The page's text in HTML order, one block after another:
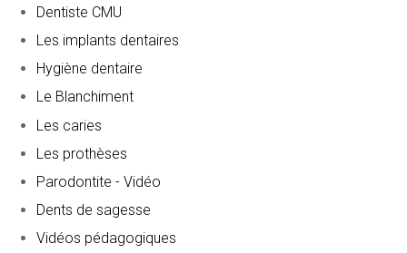
Dentiste CMU
Les implants dentaires
Hygiène dentaire
Le Blanchiment
Les caries
Les prothèses
Parodontite - Vidéo
Dents de sagesse
Vidéos pédagogiques